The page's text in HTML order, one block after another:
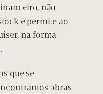
não
e permite ao
na forma
que se
obras